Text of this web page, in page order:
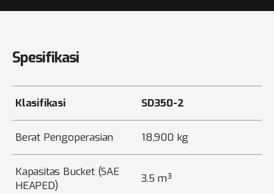
m
Spesifikasi
Klasifikasi SD350-2
Berat Pengoperasian 18,900 kg
Kapasitas Bucket (SAE
HEAPED)
3.5 m³